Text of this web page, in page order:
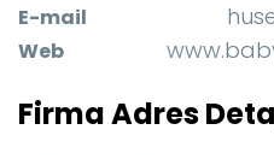
E-mail
Web
Firma Adres